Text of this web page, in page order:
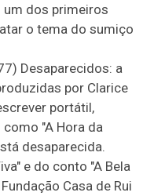
um dos primeiros
o tema do sumiço
Desaparecidos: a
por Clarice
portátil,
"A Hora da
desaparecida.
e do conto "A Bela
Casa de Rui